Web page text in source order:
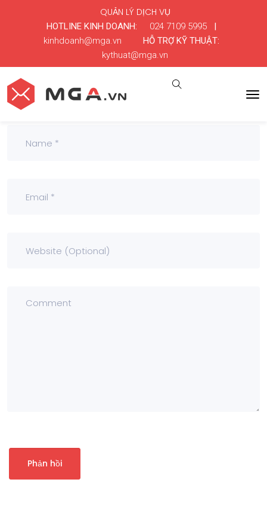
HOTLINE KINH DOANH: 024 7109 5995|
kinhdoanh@mga.vn
HỖ TRỢ KỸ THUẬT:
kythuat@mga.vn
QUẢN LÝ DỊCH VỤ
Leave a Comment